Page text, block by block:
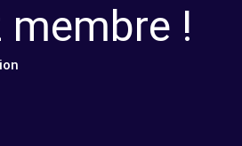
membre !